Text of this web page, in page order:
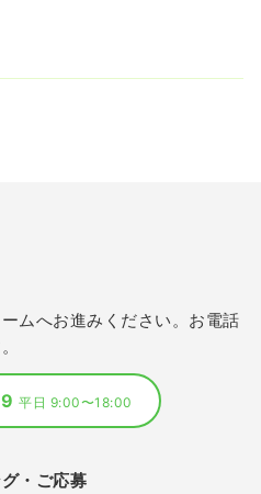
ムへお進みください。お電話
平日 9:00〜18:00
・ご応募